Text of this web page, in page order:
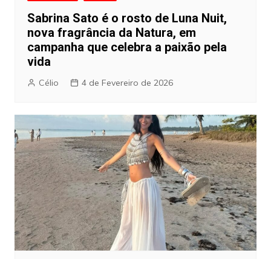
Sabrina Sato é o rosto de Luna Nuit,
nova fragrância da Natura, em
campanha que celebra a paixão pela
vida
Célio 4 de Fevereiro de 2026